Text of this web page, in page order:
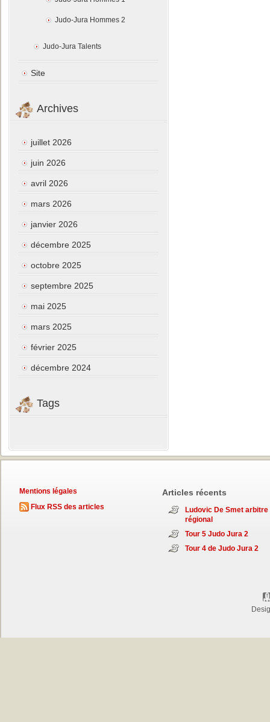
Judo-Jura Hommes 2
Judo-Jura Talents
Site
Archives
juillet 2026
juin 2026
avril 2026
mars 2026
janvier 2026
décembre 2025
octobre 2025
septembre 2025
mai 2025
mars 2025
février 2025
décembre 2024
Tags
Mentions légales
Flux RSS des articles
Articles récents
Ludovic De Smet arbitre
régional
Tour 5 Judo Jura 2
Tour 4 de Judo Jura 2